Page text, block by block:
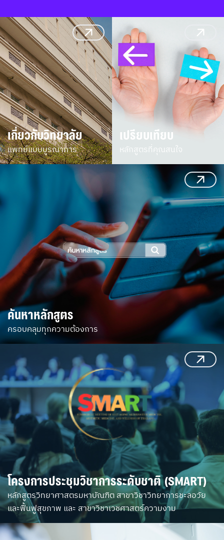
เกี่ยวกับวิทยาลัย
แพทย์แบบบูรณาการ
ค้นหาหลักสูตร
ครอบคลุมทุกความต้องการ
เปรียบเทียบ
หลักสูตรที่คุณสนใจ
โครงการประชุมวิชาการระดับชาติ (SMART)
หลักสูตรวิทยาศาสตรมหาบัณฑิต สาขาวิชาวิทยาการชะลอวัย
และฟื้นฟูสุขภาพ และ สาขาวิชาเวชศาสตร์ความงาม